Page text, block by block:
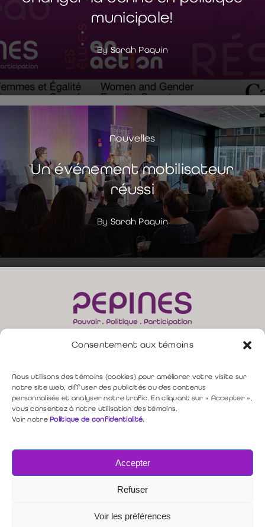
Consentement aux témoins
Nous utilisons des témoins (cookies) pour améliorer votre visite sur
notre site web, diffuser des publicités ou des contenus
personnalisés et analyser notre trafic. En cliquant sur « Accepter »,
vous consentez à notre utilisation des témoins.
Voir notrePolitique de confidentialité.
Accepter
Refuser
Voir les préférences
municipale!
By Sarah Paquin
Nouvelles
Un événement mobilisateur
réussi
By Sarah Paquin
819 349-4617 |
direction@pepines.com
Politique de confidentialité
Copyright © 2026 PEPINES